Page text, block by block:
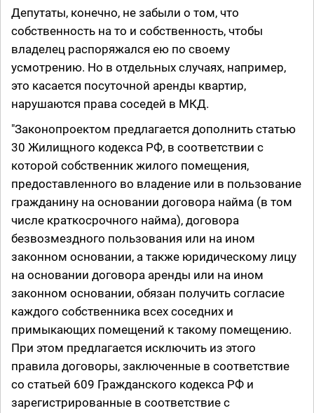
Депутаты, конечно, не забыли о том, что
собственность на то и собственность, чтобы
владелец распоряжался ею по своему
усмотрению. Но в отдельных случаях, например,
это касается посуточной аренды квартир,
нарушаются права соседей в МКД.
"Законопроектом предлагается дополнить статью
30 Жилищного кодекса РФ, в соответствии с
которой собственник жилого помещения,
предоставленного во владение или в пользование
гражданину на основании договора найма (в том
числе краткосрочного найма), договора
безвозмездного пользования или на ином
законном основании, а также юридическому лицу
на основании договора аренды или на ином
законном основании, обязан получить согласие
каждого собственника всех соседних и
примыкающих помещений к такому помещению.
При этом предлагается исключить из этого
правила договоры, заключенные в соответствие
со статьей 609 Гражданского кодекса РФ и
зарегистрированные в соответствие с